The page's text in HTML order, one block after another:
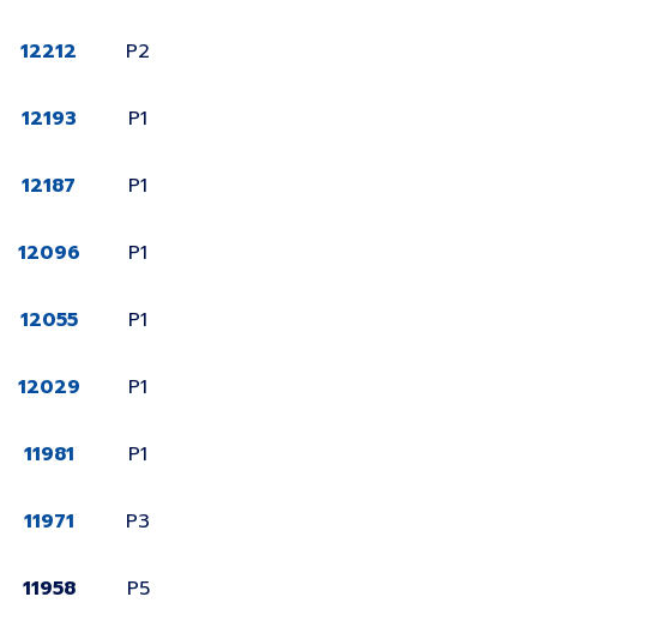
12212 P2
12193 P1
12187 P1
12096 P1
12055 P1
12029 P1
11981 P1
11971 P3
11958 P5